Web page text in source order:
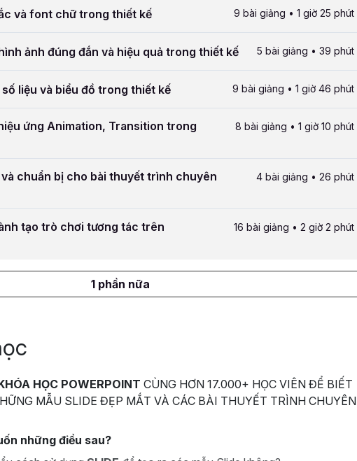
và font chữ trong thiết kế 9 bài giảng • 1 giờ 25 phút
ảnh đúng đắn và hiệu quả trong thiết kế 5 bài giảng • 39 phút
liệu và biểu đồ trong thiết kế 9 bài giảng • 1 giờ 46 phút
ứng Animation, Transition trong
8 bài giảng • 1 giờ 10 phút
chuẩn bị cho bài thuyết trình chuyên
4 bài giảng • 26 phút
tạo trò chơi tương tác trên
16 bài giảng • 2 giờ 2 phút
1 phần nữa
HỌC POWERPOINT CÙNG HƠN 17.000+ HỌC VIÊN ĐỂ BIẾT
MẪU SLIDE ĐẸP MẮT VÀ CÁC BÀI THUYẾT TRÌNH CHUYÊN
những điều sau?